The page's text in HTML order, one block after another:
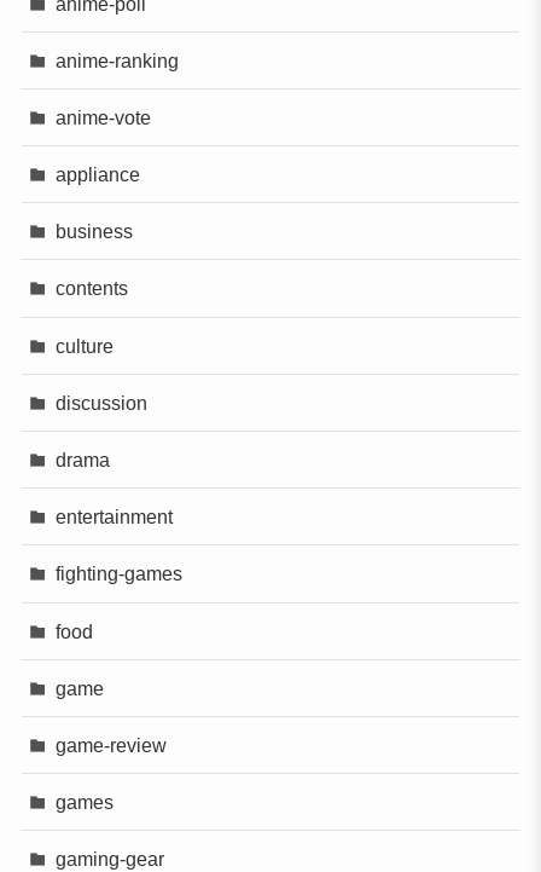
anime-ranking
anime-vote
appliance
business
contents
culture
discussion
drama
entertainment
fighting-games
food
game
game-review
games
gaming-gear